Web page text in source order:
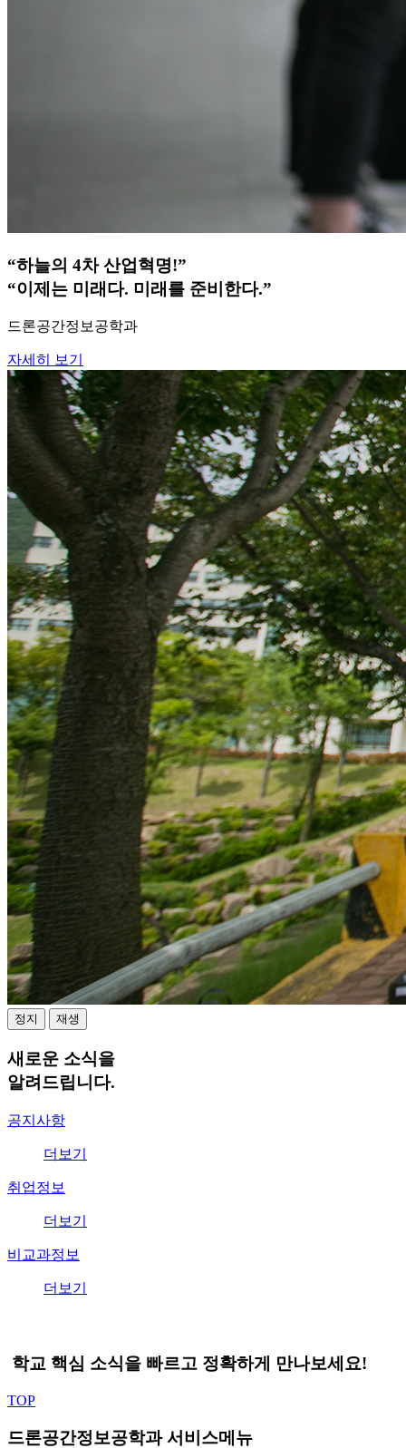
“하늘의 4차 산업혁명!”
“이제는 미래다. 미래를 준비한다.”
드론공간정보공학과
자세히 보기
정지 재생
새로운 소식을
알려드립니다.
공지사항
더보기
취업정보
더보기
비교과정보
더보기
학교 핵심 소식을 빠르고 정확하게 만나보세요!
TOP
드론공간정보공학과 서비스메뉴